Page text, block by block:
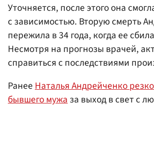
Уточняется, после этого она
с зависимостью. Вторую смерть
пережила в 34 года, когда ее
Несмотря на прогнозы врачей,
справиться с последствиями
РанееНаталья Андрейченко
бывшего мужаза выход в свет с